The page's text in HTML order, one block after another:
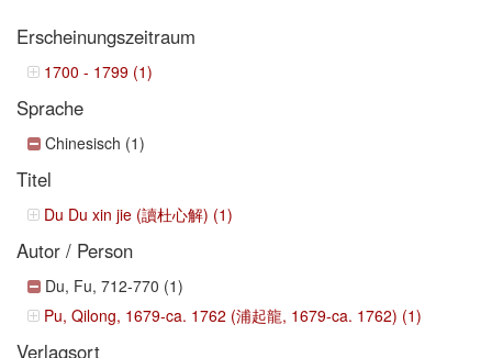
Erscheinungszeitraum
1700 - 1799 (1)
Sprache
Chinesisch (1)
Titel
Du Du xin jie (讀杜心解) (1)
Autor / Person
Du, Fu, 712-770 (1)
Pu, Qilong, 1679-ca. 1762 (浦起龍, 1679-ca. 1762) (1)
Verlagsort